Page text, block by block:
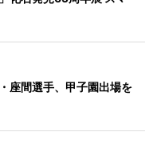
座間選手、甲子園出場を